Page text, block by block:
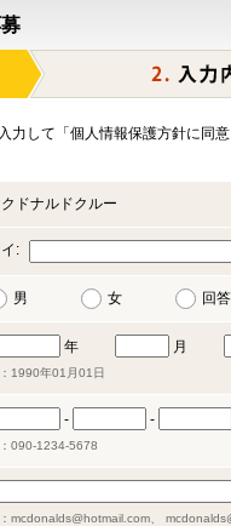
力して「個人情報保護方針に同
ドナルドクルー
:
男 女 回
年 月
1990年01月01日
- -
090-1234-5678
mcdonalds@hotmail.com、